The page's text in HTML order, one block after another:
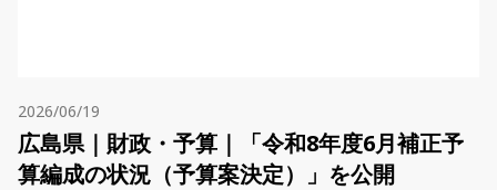
2026/06/19
広島県｜財政・予算｜「令和8年度6月補正予
算編成の状況（予算案決定）」を公開